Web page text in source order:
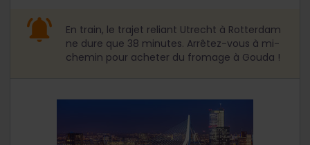
En train, le trajet reliant Utrecht à Rotterdam
ne dure que 38 minutes. Arrêtez-vous à mi-
chemin pour acheter du fromage à Gouda !